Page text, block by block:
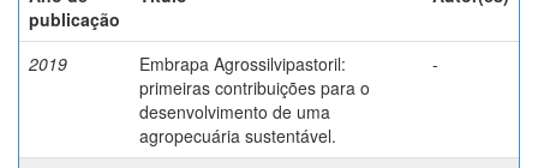
publicação
2019
Embrapa Agrossilvipastoril:
primeiras contribuições para o
desenvolvimento de uma
agropecuária sustentável.
-